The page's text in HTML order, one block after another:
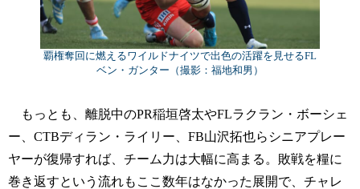
覇権奪回に燃えるワイルドナイツで出色の活躍を見せるFL
ベン・ガンター（撮影：福地和男）
もっとも、離脱中のPR稲垣啓太やFLラクラン・ボーシェ
ー、CTBディラン・ライリー、FB山沢拓也らシニアプレー
ヤーが復帰すれば、チーム力は大幅に高まる。敗戦を糧に
巻き返すという流れもここ数年はなかった展開で、チャレ